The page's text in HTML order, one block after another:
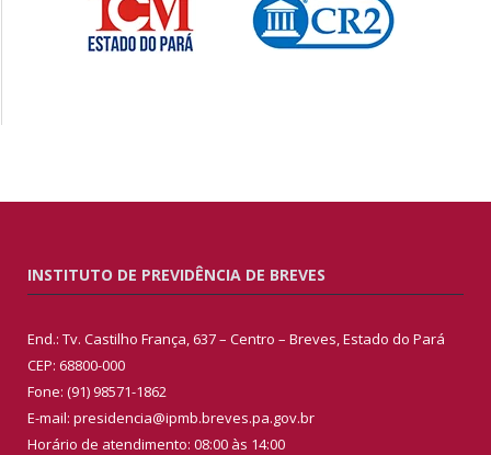
INSTITUTO DE PREVIDÊNCIA DE BREVES
End.: Tv. Castilho França, 637 – Centro – Breves, Estado do Pará
CEP: 68800-000
Fone: (91) 98571-1862
E-mail: presidencia@ipmb.breves.pa.gov.br
Horário de atendimento: 08:00 às 14:00